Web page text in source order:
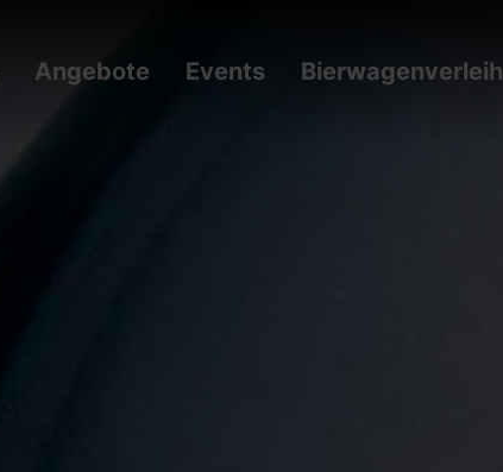
Angebote Events Bierwagenverleih